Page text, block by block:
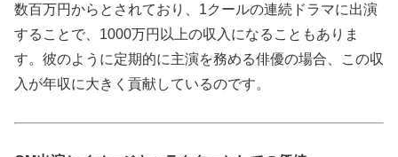
数百万円からとされており、1クールの連続ドラマに出演
することで、1000万円以上の収入になることもありま
す。彼のように定期的に主演を務める俳優の場合、この収
入が年収に大きく貢献しているのです。